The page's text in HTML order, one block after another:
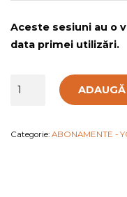
Aceste sesiuni au o
data primei utilizări.
Abonament
ADAUGĂ
Categorie: ABONAMENTE -